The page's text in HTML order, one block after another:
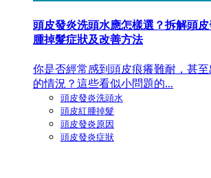
頭皮發炎洗頭水應怎樣選？拆解頭
腫掉髮症狀及改善方法
你是否經常感到頭皮痕癢難耐，甚
的情況？這些看似小問題的...
頭皮發炎洗頭水
頭皮紅腫掉髮
頭皮發炎原因
頭皮發炎症狀